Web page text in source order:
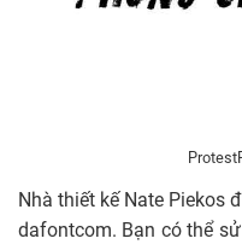
Nhà thiết kế Nate Piekos
dafontcom. Bạn có thể